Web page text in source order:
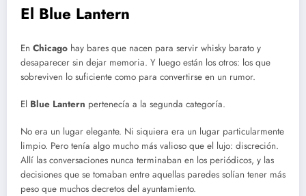
El Blue Lantern
En Chicago hay bares que nacen para servir whisky barato y
desaparecer sin dejar memoria. Y luego están los otros: los que
sobreviven lo suficiente como para convertirse en un rumor.
El Blue Lantern pertenecía a la segunda categoría.
No era un lugar elegante. Ni siquiera era un lugar particularmente
limpio. Pero tenía algo mucho más valioso que el lujo: discreción.
Allí las conversaciones nunca terminaban en los periódicos, y las
decisiones que se tomaban entre aquellas paredes solían tener más
peso que muchos decretos del ayuntamiento.